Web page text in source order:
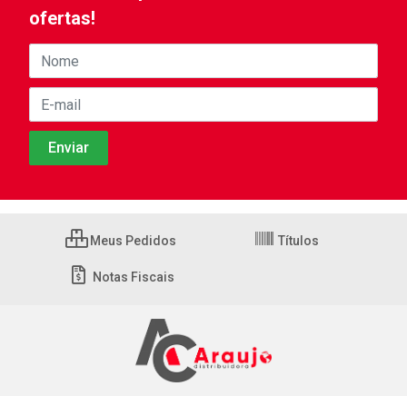
ofertas!
Meus Pedidos Títulos
Notas Fiscais